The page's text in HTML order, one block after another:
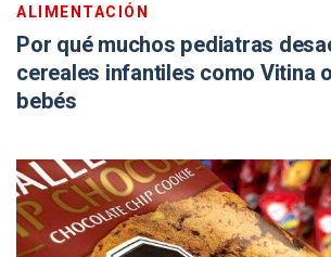
ALIMENTACIÓN
Por qué muchos pediatras
cereales infantiles como Vitina
bebés